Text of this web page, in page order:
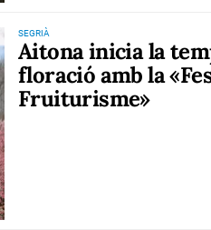
SEGRIÀ
Aitona inicia la
floració amb la
Fruiturisme»